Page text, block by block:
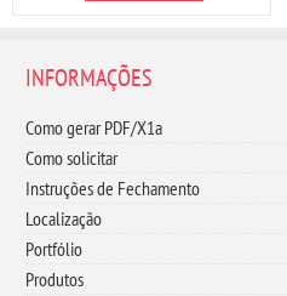
INFORMAÇÕES
Como gerar PDF/X1a
Como solicitar
Instruções de Fechamento
Localização
Portfólio
Produtos